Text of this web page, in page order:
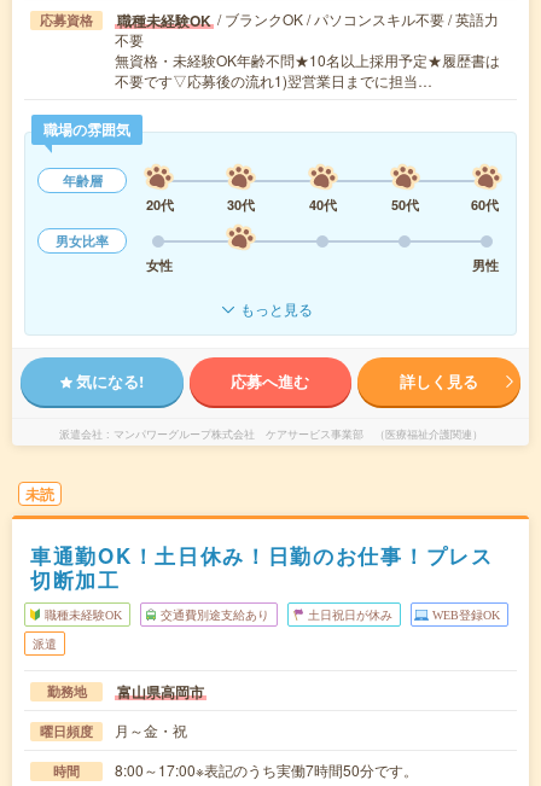
応募資格 職種未経験OK / ブランクOK / パソコンスキル不要 / 英語力
不要
無資格・未経験OK年齢不問★10名以上採用予定★履歴書は
不要です▽応募後の流れ1)翌営業日までに担当…
職場の雰囲気
年齢層
20代
30代 40代 50代
60代
男女比率
女性
男性
もっと見る
気になる! 応募へ進む 詳しく見る
派遣会社 マンパワーグループ株式会社 ケアサービス事業部 （医療福祉介護関連）
未読
車通勤OK！土日休み！日勤のお仕事！プレス
切断加工
職種未経験OK 交通費別途支給あり 土日祝日が休み WEB登録OK
派遣
勤務地 富山県高岡市
曜日頻度 月～金・祝
時間 8:00～17:00※表記のうち実働7時間50分です。